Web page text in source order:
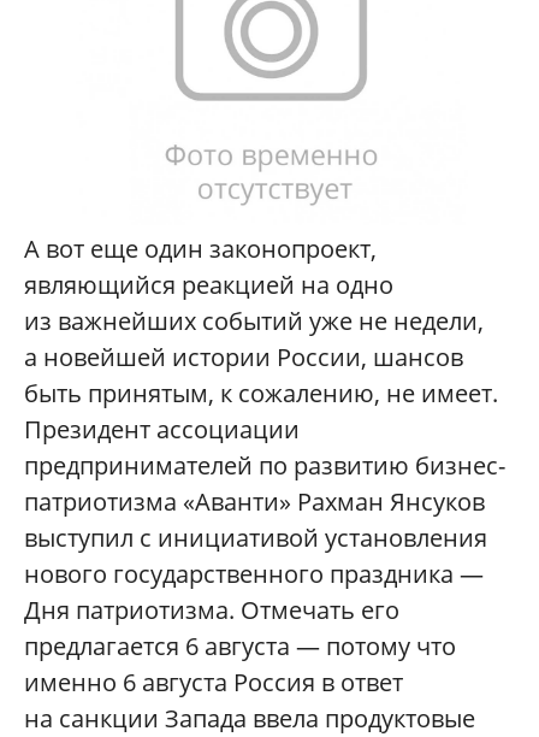
А вот еще один законопроект,
являющийся реакцией на одно
из важнейших событий уже не недели,
а новейшей истории России, шансов
быть принятым, к сожалению, не имеет.
Президент ассоциации
предпринимателей по развитию бизнес-
патриотизма «Аванти» Рахман Янсуков
выступил с инициативой установления
нового государственного праздника —
Дня патриотизма. Отмечать его
предлагается 6 августа — потому что
именно 6 августа Россия в ответ
на санкции Запада ввела продуктовые